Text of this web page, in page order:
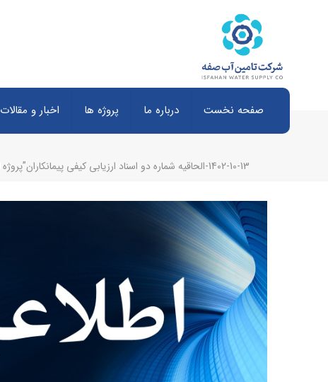
صفحه نخست درباره ما پروژه ها اخبار و مقالات
1402-10-13-الحاقیه شماره دو اسناد ارزیابی کیفی پیمانکاران”پروژه اجرای ایستگاه‌های پمپاژ و مخزن 30000 مترمکعبی مربوط در استان‌های کرمان و هرمزگان در محدوده طرح انتقال آب دریای عمان به اصفهان”